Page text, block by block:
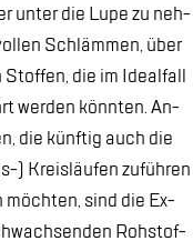
un­ter die Lupe zu neh­
Schläm­men, über
die im Ide­al­fall
wer­den könn­ten. An­
die künf­tig auch die
) Kreis­läu­fen zu­füh­ren
möch­ten, sind die Ex­
Roh­stof­